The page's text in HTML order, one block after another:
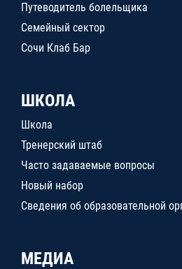
Путеводитель болельщика
Семейный сектор
Сочи Клаб Бар
ШКОЛА
Школа
Тренерский штаб
Часто задаваемые вопросы
Новый набор
Сведения об образовательной
МЕДИА